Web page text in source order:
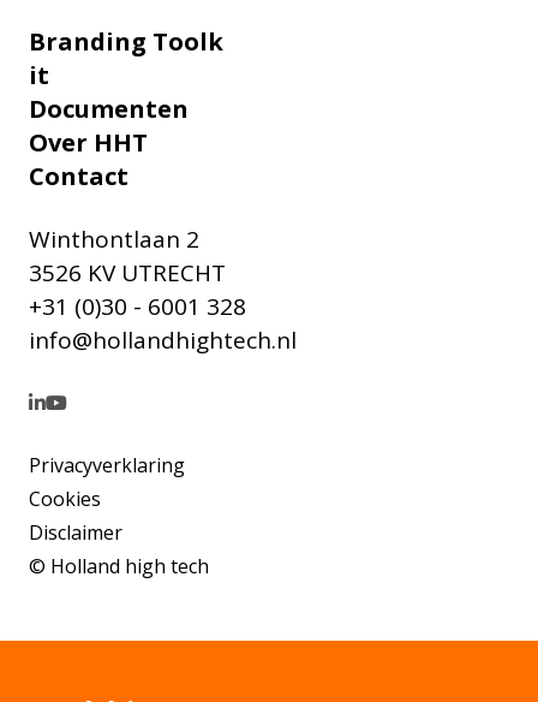
Branding Toolk
it
Documenten
Over HHT
Contact
Winthontlaan 2
3526 KV UTRECHT
+31 (0)30 - 6001 328
info@hollandhightech.nl
© Holland high tech
Privacyverklaring
Cookies
Disclaimer